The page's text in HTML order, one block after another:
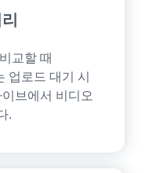
교할 때
업로드 대기 시
브에서 비디오
.